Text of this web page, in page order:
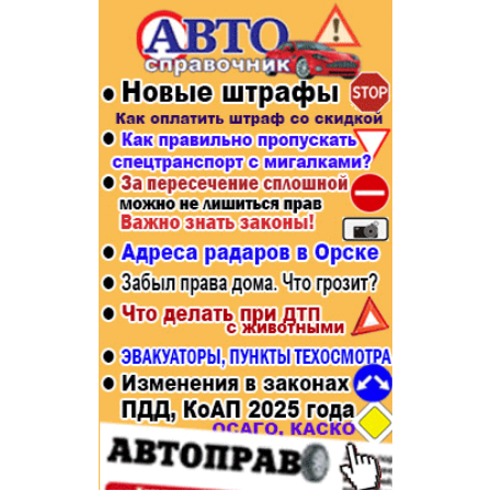
Афиша
Строительство и ремонт
Авто и мото
Рестораны, кафе, бары
Спорт Фитнес
Недвижимость
Красота Косметология
Телекоммуникации и связь
Торговля
Бизнес и финансы
Юристы, Экспертиза, Страхование
Ремонт
Социальные организации
Это интересно
Администрация
Популярное →
Строительство и ремонт